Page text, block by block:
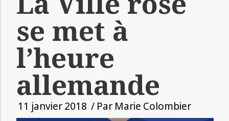
se met à
l’heure
allemande
11 janvier 2018 / Par Marie Colombier